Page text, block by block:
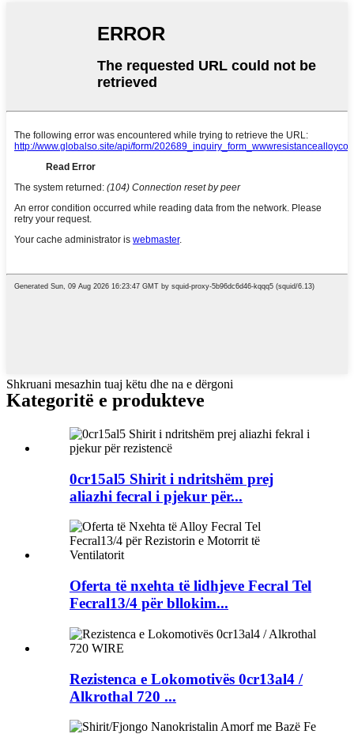
Shkruani mesazhin tuaj këtu dhe na e dërgoni
Kategoritë e produkteve
0cr15al5 Shirit i ndritshëm prej
aliazhi fecral i pjekur për...
Oferta të nxehta të lidhjeve Fecral Tel
Fecral13/4 për bllokim...
Rezistenca e Lokomotivës 0cr13al4 /
Alkrothal 720 ...